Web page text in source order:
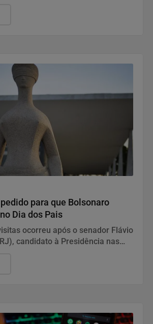
feira.
para que Bolsonaro
Dia dos Pais
ocorreu após o senador Flávio
candidato à Presidência nas
assinada pelo pai.